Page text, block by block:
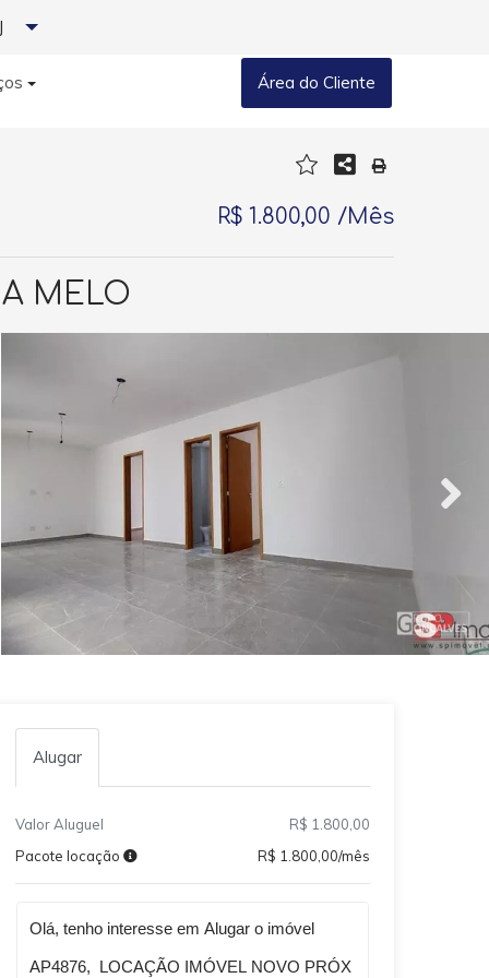
Área do Cliente
R$ 1.800,00 /Mês
MELO
Alugar
Valor Aluguel
R$ 1.800,00
Pacote locação
R$ 1.800,00/mês